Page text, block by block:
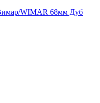
WIMAR 68мм Дуб